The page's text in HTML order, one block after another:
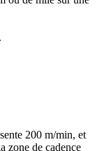
200 m/min, et
zone de cadence